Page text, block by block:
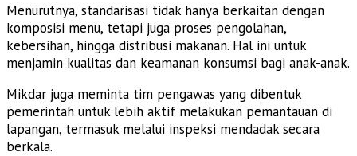
Menurutnya, standarisasi tidak hanya berkaitan dengan
komposisi menu, tetapi juga proses pengolahan,
kebersihan, hingga distribusi makanan. Hal ini untuk
menjamin kualitas dan keamanan konsumsi bagi anak-anak.
Mikdar juga meminta tim pengawas yang dibentuk
pemerintah untuk lebih aktif melakukan pemantauan di
lapangan, termasuk melalui inspeksi mendadak secara
berkala.